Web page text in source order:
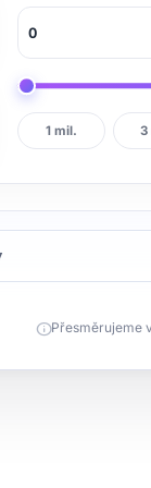
1 mil. 3
infoPřesměrujeme